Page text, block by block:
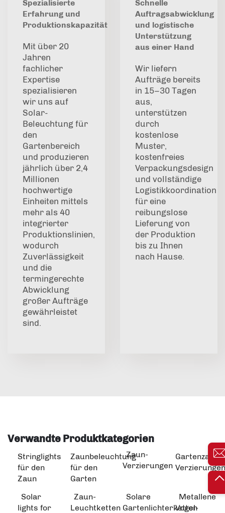
Spezialisierte
Erfahrung und
Produktionskapazität
Mit über 20
Jahren
fachlicher
Expertise
spezialisieren
wir uns auf
Solar-
Beleuchtung für
den
Gartenbereich
und produzieren
jährlich über 2,4
Millionen
hochwertige
Einheiten mittels
mehr als 40
integrierter
Produktionslinien,
wodurch
Zuverlässigkeit
und die
termingerechte
Abwicklung
großer Aufträge
gewährleistet
sind.
Schnelle
Auftragsabwicklung
und logistische
Unterstützung
aus einer Hand
Wir liefern
Aufträge bereits
in 15–30 Tagen
aus,
unterstützen
durch
kostenlose
Muster,
kostenfreies
Verpackungsdesign
und vollständige
Logistikkoordination
für eine
reibungslose
Lieferung von
der Produktion
bis zu Ihnen
nach Hause.
Verwandte Produktkategorien
Stringlights
für den
Zaun
Zaunbeleuchtung
für den
Garten
Zaun-
Verzierungen
Gartenzaun-
Verzierungen
Solar
lights for
Zaun-
Leuchtketten
Solare
Gartenlichterketten
Metallene
Vogel-